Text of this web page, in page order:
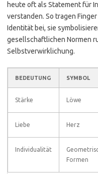
heute oft als Statement für
verstanden. So tragen
Identität bei, sie
gesellschaftlichen Normen
Selbstverwirklichung.
BEDEUTUNG SYMBOL
Stärke Löwe
Liebe Herz
Individualität
Formen